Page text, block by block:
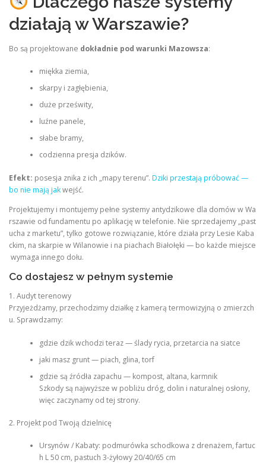
działają w Warszawie?
Bo są projektowane dokładnie pod warunki Mazowsza:
miękka ziemia,
skarpy i zagłębienia,
duże prześwity,
luźne panele,
słabe bramy,
codzienna presja dzików.
Efekt: posesja znika z ich „mapy terenu”. Dziki przestają próbować —
bo nie mają jakwejść.
Projektujemy i montujemy pełne systemy antydzikowe dla domów w Wa
rszawie od fundamentu po aplikację w telefonie. Nie sprzedajemy „past
ucha z marketu”, tylko gotowe rozwiązanie, które działa przy Lesie Kaba
ckim, na skarpie w Wilanowie i na piachach Białołęki — bo każde miejsce
wymaga innego dołu.
Co dostajesz w pełnym systemie
1. Audyt terenowy
Przyjeżdżamy, przechodzimy działkę z kamerą termowizyjną o zmierzch
u. Sprawdzamy:
gdzie dzik wchodzi teraz — ślady rycia, przetarcia na siatce
jaki masz grunt — piach, glina, torf
gdzie są źródła zapachu — kompost, altana, karmnik
Szkody są najwyższe w pobliżu dróg, dolin i naturalnej osłony,
więc zaczynamy od tej strony.
2. Projekt pod Twoją dzielnicę
Ursynów / Kabaty: podmurówka schodkowa z drenażem, fartuc
h L 50 cm, pastuch 3-żyłowy 20/40/65 cm